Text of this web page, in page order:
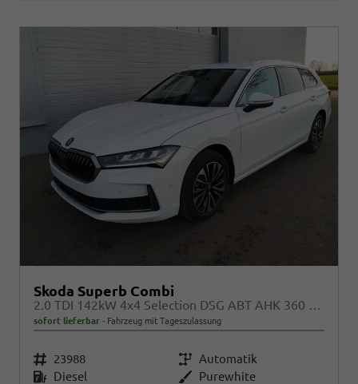
Skoda Superb Combi
2.0 TDI 142kW 4x4 Selection DSG ABT AHK 360 Head Up
sofort lieferbar Fahrzeug mit Tageszulassung
Fahrzeugnr. 23988 Getriebe Automatik
Kraftstoff Diesel Außenfarbe Purewhite